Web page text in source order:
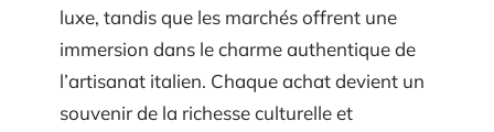
luxe, tandis que les marchés offrent une
immersion dans le charme authentique de
l’artisanat italien. Chaque achat devient un
souvenir de la richesse culturelle et